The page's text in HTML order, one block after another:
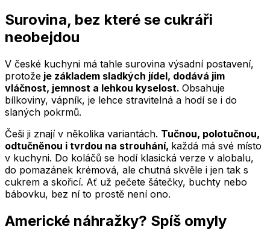
Surovina, bez které se cukráři
neobejdou
V české kuchyni má tahle surovina výsadní postavení,
protože je základem sladkých jídel, dodává jim
vláčnost, jemnost a lehkou kyselost. Obsahuje
bílkoviny, vápník, je lehce stravitelná a hodí se i do
slaných pokrmů.
Češi ji znají v několika variantách. Tučnou, polotučnou,
odtučněnou i tvrdou na strouhání, každá má své místo
v kuchyni. Do koláčů se hodí klasická verze v alobalu,
do pomazánek krémová, ale chutná skvěle i jen tak s
cukrem a skořicí. Ať už pečete šátečky, buchty nebo
bábovku, bez ní to prostě není ono.
Americké náhražky? Spíš omyly